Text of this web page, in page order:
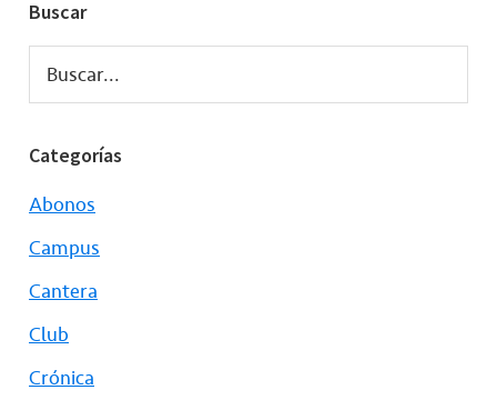
Buscar
Buscar...
Categorías
Abonos
Campus
Cantera
Club
Crónica